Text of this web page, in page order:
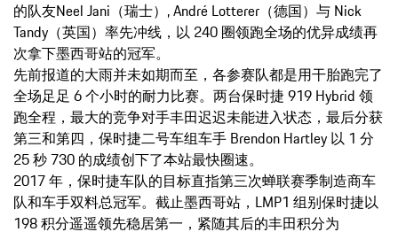
的队友Neel Jani（瑞士）, André Lotterer（德国）与 Nick
Tandy（英国）率先冲线，以 240 圈领跑全场的优异成绩再
次拿下墨西哥站的冠军。
先前报道的大雨并未如期而至，各参赛队都是用干胎跑完了
全场足足 6 个小时的耐力比赛。两台保时捷 919 Hybrid 领
跑全程，最大的竞争对手丰田迟迟未能进入状态，最后分获
第三和第四，保时捷二号车组车手 Brendon Hartley 以 1 分
25 秒 730 的成绩创下了本站最快圈速。
2017 年，保时捷车队的目标直指第三次蝉联赛季制造商车
队和车手双料总冠军。截止墨西哥站，LMP1 组别保时捷以
198 积分遥遥领先稳居第一，紧随其后的丰田积分为